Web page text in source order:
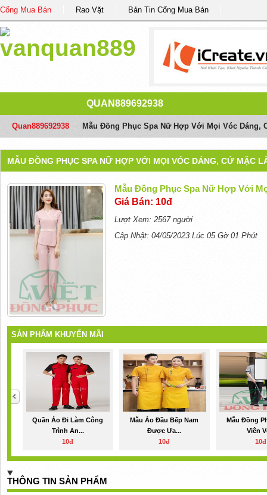
Cổng Mua Bán Rao Vặt Bản Tin Cổng Mua Bán
QUAN889692938
Quan889692938 Mẫu Đồng Phục Spa Nữ Hợp Với Mọi Vóc Dáng,
MẪU ĐỒNG PHỤC SPA NỮ HỢP VỚI MỌI VÓC DÁNG, CỨ MẶC
Mẫu Đồng Phục Spa Nữ Hợp Với
Giá Bán: 10đ
Lượt Xem: 2567 người
Cập Nhật: 04/05/2023 Lúc 05 Gờ 01 Phút
SẢN PHẨM KHUYẾN MÃI
Quần Áo Đi Làm Công
Trình An...
10đ
Mẫu Áo Đầu Bếp Nam
Được Ưa...
10đ
Mẫu Đồng
Viên
10đ
THÔNG TIN SẢN PHẨM